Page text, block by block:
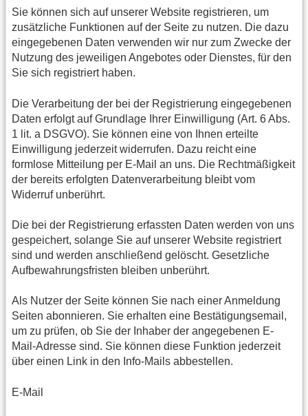
Sie können sich auf unserer Website registrieren, um
zusätzliche Funktionen auf der Seite zu nutzen. Die dazu
eingegebenen Daten verwenden wir nur zum Zwecke der
Nutzung des jeweiligen Angebotes oder Dienstes, für den
Sie sich registriert haben.
Die Verarbeitung der bei der Registrierung eingegebenen
Daten erfolgt auf Grundlage Ihrer Einwilligung (Art. 6 Abs.
1 lit. a DSGVO). Sie können eine von Ihnen erteilte
Einwilligung jederzeit widerrufen. Dazu reicht eine
formlose Mitteilung per E-Mail an uns. Die Rechtmäßigkeit
der bereits erfolgten Datenverarbeitung bleibt vom
Widerruf unberührt.
Die bei der Registrierung erfassten Daten werden von uns
gespeichert, solange Sie auf unserer Website registriert
sind und werden anschließend gelöscht. Gesetzliche
Aufbewahrungsfristen bleiben unberührt.
Als Nutzer der Seite können Sie nach einer Anmeldung
Seiten abonnieren. Sie erhalten eine Bestätigungsemail,
um zu prüfen, ob Sie der Inhaber der angegebenen E-
Mail-Adresse sind. Sie können diese Funktion jederzeit
über einen Link in den Info-Mails abbestellen.
E-Mail